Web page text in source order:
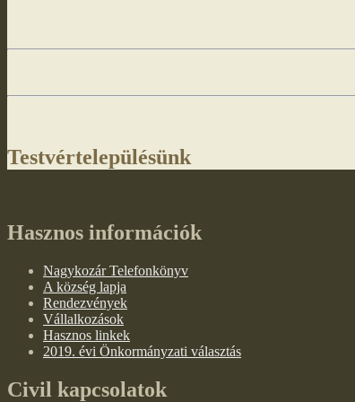
Testvértelepülésünk
Hasznos információk
Nagykozár Telefonkönyv
A község lapja
Rendezvények
Vállalkozások
Hasznos linkek
2019. évi Önkormányzati választás
Civil kapcsolatok